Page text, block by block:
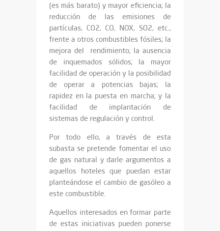
(es más barato) y mayor eficiencia; la
reducción de las emisiones de
partículas, CO2, CO, NOX, SO2, etc.,
frente a otros combustibles fósiles; la
mejora del rendimiento; la ausencia
de inquemados sólidos; la mayor
facilidad de operación y la posibilidad
de operar a potencias bajas; la
rapidez en la puesta en marcha; y la
facilidad de implantación de
sistemas de regulación y control.
Por todo ello, a través de esta
subasta se pretende fomentar el uso
de gas natural y darle argumentos a
aquellos hoteles que puedan estar
planteándose el cambio de gasóleo a
este combustible.
Aquellos interesados en formar parte
de estas iniciativas pueden ponerse